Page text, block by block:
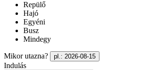
Repülő
Hajó
Egyéni
Busz
Mindegy
Mikor utazna? pl.: 2026-08-15
Indulás